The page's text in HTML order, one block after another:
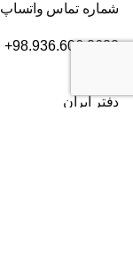
شماره تماس واتساپ
+98.936.606.3632
دفتر ایران